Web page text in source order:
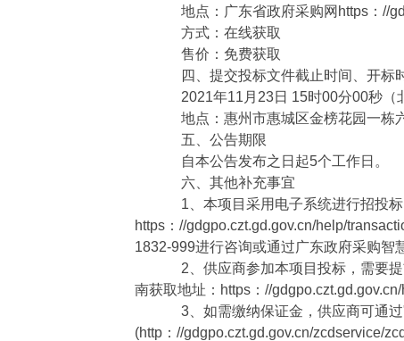
地点：广东省政府采购网https：//
方式：在线获取
售价：免费获取
四、提交投标文件截止时间、开标
2021年11月23日 15时00分00秒（
地点：惠州市惠城区金榜花园一栋
五、公告期限
自本公告发布之日起5个工作日。
六、其他补充事宜
1、本项目采用电子系统进行招投标
https：//gdgpo.czt.gd.gov.cn/help/
1832-999进行咨询或通过广东政府采购智
2、供应商参加本项目投标，需要提
南获取地址：https：//gdgpo.czt.gd.gov.cn/
3、如需缴纳保证金，供应商可通过
(http：//gdgpo.czt.gd.gov.cn/zcdservice/